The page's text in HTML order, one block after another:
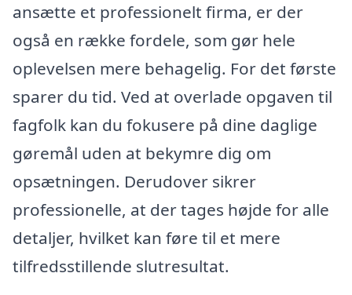
ansætte et professionelt firma, er der
også en række fordele, som gør hele
oplevelsen mere behagelig. For det første
sparer du tid. Ved at overlade opgaven til
fagfolk kan du fokusere på dine daglige
gøremål uden at bekymre dig om
opsætningen. Derudover sikrer
professionelle, at der tages højde for alle
detaljer, hvilket kan føre til et mere
tilfredsstillende slutresultat.